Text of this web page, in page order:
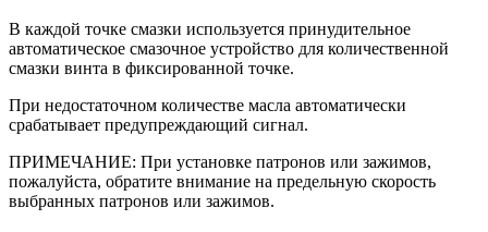
В каждой точке смазки используется принудительное
автоматическое смазочное устройство для количественной
смазки винта в фиксированной точке.
При недостаточном количестве масла автоматически
срабатывает предупреждающий сигнал.
ПРИМЕЧАНИЕ: При установке патронов или зажимов,
пожалуйста, обратите внимание на предельную скорость
выбранных патронов или зажимов.